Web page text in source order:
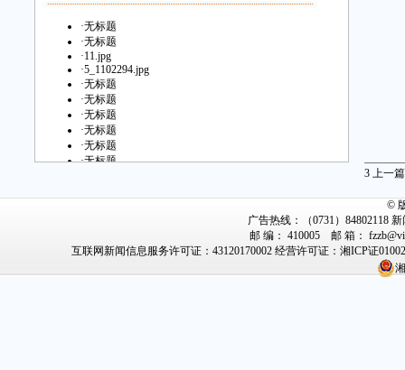
·无标题
·无标题
·11.jpg
·5_1102294.jpg
·无标题
·无标题
·无标题
·无标题
·无标题
·无标题
·无标题
3 上一篇
©
广告热线：（0731）84802118
邮 编： 410005 邮 箱：
互联网新闻信息服务许可证：43120170002 经营许可证：湘ICP证